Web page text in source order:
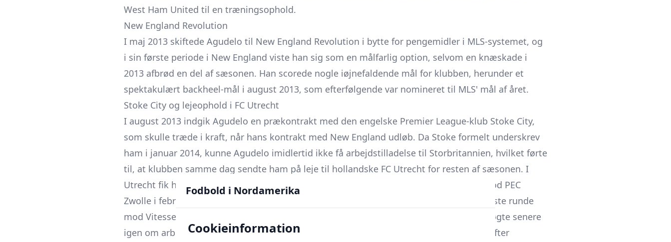
West Ham United til en træningsophold.
New England Revolution
I maj 2013 skiftede Agudelo til New England Revolution i bytte for pengemidler i MLS-systemet, og
i sin første periode i New England viste han sig som en målfarlig option, selvom en knæskade i
2013 afbrød en del af sæsonen. Han scorede nogle iøjnefaldende mål for klubben, herunder et
spektakulært backheel-mål i august 2013, som efterfølgende var nomineret til MLS' mål af året.
Stoke City og lejeophold i FC Utrecht
I august 2013 indgik Agudelo en prækontrakt med den engelske Premier League-klub Stoke City,
som skulle træde i kraft, når hans kontrakt med New England udløb. Da Stoke formelt underskrev
ham i januar 2014, kunne Agudelo imidlertid ikke få arbejdstilladelse til Storbritannien, hvilket førte
til, at klubben samme dag sendte ham på leje til hollandske FC Utrecht for resten af sæsonen. I
Utrecht fik han spilletid som indskifter og kom til scoringer; han fandt netmaskerne mod PEC
Zwolle i februar 2014 og scorede yderligere i kampene mod Heracles og i sæsonens sidste runde
mod Vitesse, hvor han også bidrog med en assist i en 2-1-sejr den 3. maj 2014. Stoke søgte senere
igen om arbejdstilladelse for Agudelo, men afslag gentog sig, og parterne opløste herefter
Fodbold i Nordamerika
Cookieinformation